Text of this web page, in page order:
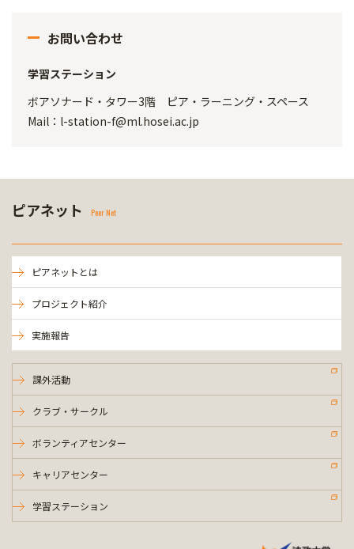
お問い合わせ
学習ステーション
ボアソナード・タワー3階 ピア・ラーニング・スペース
Mail：l-station-f@ml.hosei.ac.jp
ピアネット Peer Net
ピアネットとは
プロジェクト紹介
実施報告
課外活動
クラブ・サークル
ボランティアセンター
キャリアセンター
学習ステーション